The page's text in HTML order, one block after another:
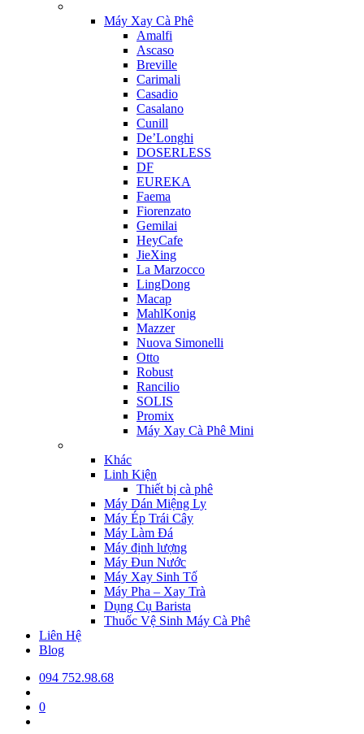
Máy Xay Cà Phê
Amalfi
Ascaso
Breville
Carimali
Casadio
Casalano
Cunill
De’Longhi
DOSERLESS
DF
EUREKA
Faema
Fiorenzato
Gemilai
HeyCafe
JieXing
La Marzocco
LingDong
Macap
MahlKonig
Mazzer
Nuova Simonelli
Otto
Robust
Rancilio
SOLIS
Promix
Máy Xay Cà Phê Mini
Khác
Linh Kiện
Thiết bị cà phê
Máy Dán Miệng Ly
Máy Ép Trái Cây
Máy Làm Đá
Máy định lượng
Máy Đun Nước
Máy Xay Sinh Tố
Máy Pha – Xay Trà
Dụng Cụ Barista
Thuốc Vệ Sinh Máy Cà Phê
Liên Hệ
Blog
094 752.98.68
0